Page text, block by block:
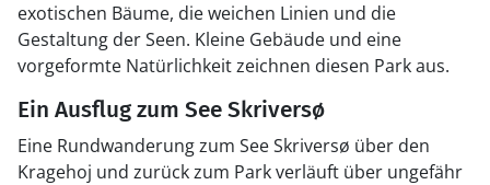
exotischen Bäume, die weichen Linien und die
Gestaltung der Seen. Kleine Gebäude und eine
vorgeformte Natürlichkeit zeichnen diesen Park aus.
Ein Ausflug zum See Skriversø
Eine Rundwanderung zum See Skriversø über den
Kragehoj und zurück zum Park verläuft über ungefähr